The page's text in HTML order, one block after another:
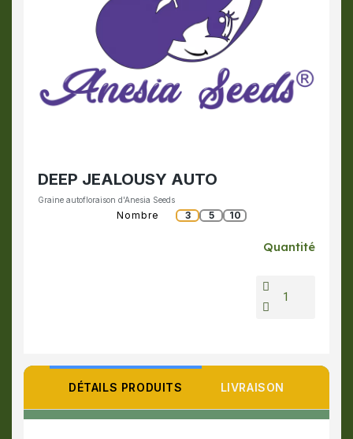
DEEP JEALOUSY AUTO
Graine autofloraison d'Anesia Seeds
Nombre 3 5 10
Quantité
DÉTAILS PRODUITS LIVRAISON